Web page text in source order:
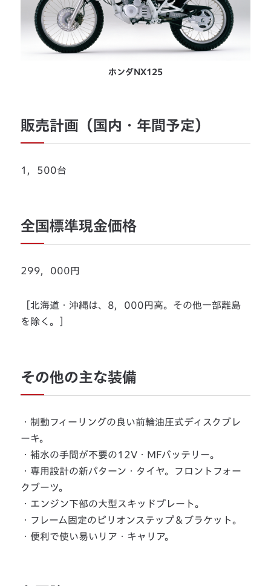
ホンダNX125
販売計画（国内・年間予定）
1，500台
全国標準現金価格
299，000円
［北海道・沖縄は、8，000円高。その他一部離島
を除く。］
その他の主な装備
・制動フィーリングの良い前輪油圧式ディスクブレ
ーキ。
・補水の手間が不要の12V・MFバッテリー。
・専用設計の新パターン・タイヤ。フロントフォー
クブーツ。
・エンジン下部の大型スキッドプレート。
・フレーム固定のピリオンステップ＆ブラケット。
・便利で使い易いリア・キャリア。